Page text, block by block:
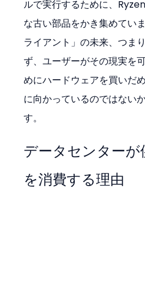
ルで実行するために、
な古い部品をかき集めてい
ライアント」の未来、つま
ず、ユーザーがその現実を
めにハードウェアを買いだ
に向かっているのではない
す。
データセンター
を消費する理由